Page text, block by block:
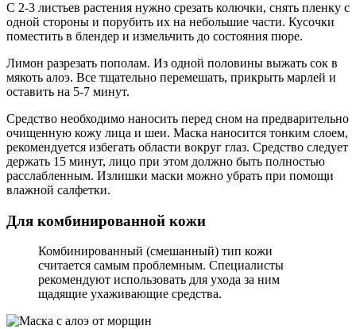
С 2-3 листьев растения нужно срезать колючки, снять пленку с
одной стороны и порубить их на небольшие части. Кусочки
поместить в блендер и измельчить до состояния пюре.
Лимон разрезать пополам. Из одной половины выжать сок в
мякоть алоэ. Все тщательно перемешать, прикрыть марлей и
оставить на 5-7 минут.
Средство необходимо наносить перед сном на предварительно
очищенную кожу лица и шеи. Маска наносится тонким слоем,
рекомендуется избегать области вокруг глаз. Средство следует
держать 15 минут, лицо при этом должно быть полностью
расслабленным. Излишки маски можно убрать при помощи
влажной салфетки.
Для комбинированной кожи
Комбинированный (смешанный) тип кожи
считается самым проблемным. Специалисты
рекомендуют использовать для ухода за ним
щадящие ухаживающие средства.